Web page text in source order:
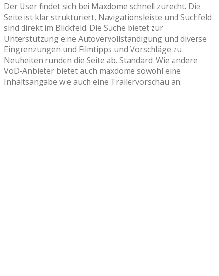
Der User findet sich bei Maxdome schnell zurecht. Die
Seite ist klar strukturiert, Navigationsleiste und Suchfeld
sind direkt im Blickfeld. Die Suche bietet zur
Unterstützung eine Autovervollständigung und diverse
Eingrenzungen und Filmtipps und Vorschläge zu
Neuheiten runden die Seite ab. Standard: Wie andere
VoD-Anbieter bietet auch maxdome sowohl eine
Inhaltsangabe wie auch eine Trailervorschau an.